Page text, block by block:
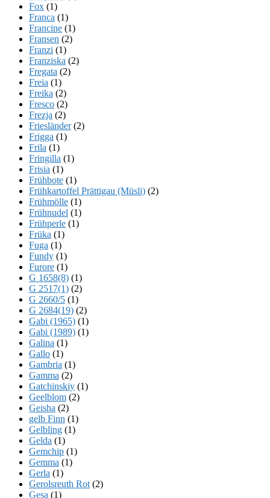
Fox (1)
Franca (1)
Francine (1)
Fransen (2)
Franzi (1)
Franziska (2)
Fregata (2)
Freia (1)
Freika (2)
Fresco (2)
Frezja (2)
Friesländer(2)
Frigga (1)
Frila (1)
Fringilla (1)
Frisia (1)
Frühbote (1)
Frühkartoffel Prättigau (Müsli) (2)
Frühmölle (1)
Frühnudel (1)
Frühperle (1)
Früka (1)
Fuga (1)
Fundy (1)
Furore (1)
G 1658(8) (1)
G 2517(1) (2)
G 2660/5 (1)
G 2684(19) (2)
Gabi (1965) (1)
Gabi (1989) (1)
Galina (1)
Gallo (1)
Gambria (1)
Gamma (2)
Gatchinskiy (1)
Geelblom (2)
Geisha (2)
gelb Finn (1)
Gelbling (1)
Gelda (1)
Gemchip (1)
Gemma (1)
Gerla (1)
Gerolsreuth Rot (2)
Gesa (1)